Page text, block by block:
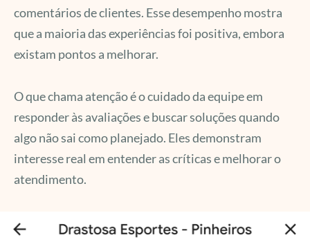
comentários de clientes. Esse desempenho mostra
que a maioria das experiências foi positiva, embora
existam pontos a melhorar.
O que chama atenção é o cuidado da equipe em
responder às avaliações e buscar soluções quando
algo não sai como planejado. Eles demonstram
interesse real em entender as críticas e melhorar o
atendimento.